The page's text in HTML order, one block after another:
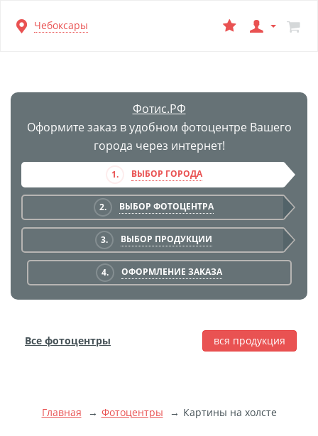
Перейти
к
Чебоксары
Фотис.РФ
Оформите заказ в удобном фотоцентре Вашего
города через интернет!
1. ВЫБОР ГОРОДА
2. ВЫБОР ФОТОЦЕНТРА
3. ВЫБОР ПРОДУКЦИИ
4. ОФОРМЛЕНИЕ ЗАКАЗА
Все фотоцентры
вся продукция
Главная Фотоцентры Картины на холсте